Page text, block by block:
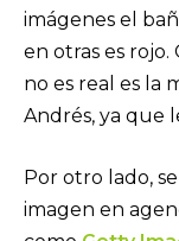
imágenes el
en otras es
no es real es la
Andrés, ya que
Por otro lado,
imagen en